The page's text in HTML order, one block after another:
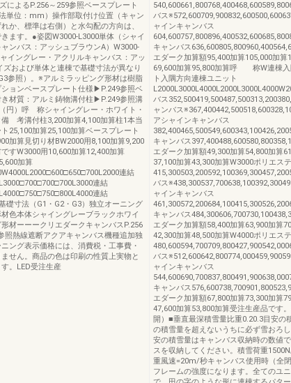
によるP.256～259参照ベースプレート
単位：mm）操作部取付け位置（キャン
か、標準は右側）と水勾配の方向は、
ます。●姿図W3000-L3000単体（シャイ
ンバス：アッシュブラウンA）W3000-
イングレー・アクリルキャンバス：アッ
ズおよび単体と連棟で基礎寸法が異なり
参照）。※アルミラッピング形材は樹脂
ョンベースプレート仕様▶︎P.249参照ベ
材質：アルミ鋳物溝付柱▶︎P.249参照溝
円）呼 称シャイングレー・ホワイト・
備 考溝付柱3,200加算4,100加算柱1本当
25,100加算25,100加算ベースプレート
加算見切り材BW2000用8,100加算9,200
すW3000用10,600加算12,400加算
加算
連結
連結
連結
礎寸法（G1・G2・G3）独立オーニング
色本体シャイングレーブラックホワイ
材ーーークリエダークキャンバスP.256
照熱線遮断アクアキャンバス機種追加独
ング表示価格には、消費税・工事費・
せん。商品の色は印刷の性質上実物と
。LED受注生産
バス
ャインキャンバス
キャンバス
エダーク加算額95,400加算105,000加算
69,600加算95,800加算呼 称W連棟入
ト入隅方向連棟ユニット
バス
ャンバス
アシャインキャンバス
キャンバス
エダーク加算額49,300加算54,800加算
37,100加算43,300加算W3000ポリエス
バス
ャインキャンバス
キャンバス
エダーク加算額58,400加算63,900加算
42,300加算48,500加算W4000ポリエス
バス
ャインキャンバス
キャンバス
エダーク加算額67,800加算73,300加算
47,600加算53,800加算受注生産品です
開）■垂直最深積雪量比重0.20.3目安
の積雪量を超えないうちに必ず雪おろ
安の積雪量はキャンバス収納時の数値
スを収納してください。積雪荷重
重風速=20m/秒キャンバス使用時（全
フレームの強度になります。全てのユ